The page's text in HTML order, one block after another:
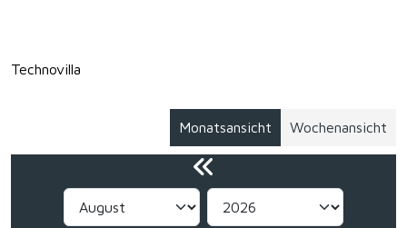
Technovilla
Monatsansicht Wochenansicht